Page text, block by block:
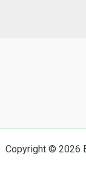
Copyright © 2026